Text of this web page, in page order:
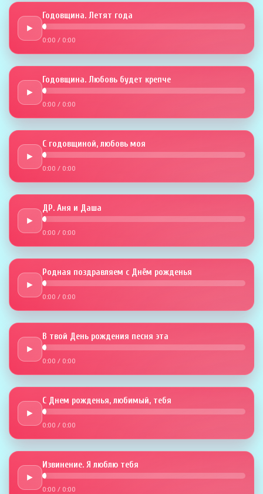
►
Годовщина. Летят года
0:00 / 0:00
►
Годовщина. Любовь будет крепче
0:00 / 0:00
►
С годовщиной, любовь моя
0:00 / 0:00
►
ДР. Аня и Даша
0:00 / 0:00
►
Родная поздравляем с Днём рожденья
0:00 / 0:00
►
В твой День рождения песня эта
0:00 / 0:00
►
С Днем рожденья, любимый, тебя
0:00 / 0:00
►
Извинение. Я люблю тебя
0:00 / 0:00